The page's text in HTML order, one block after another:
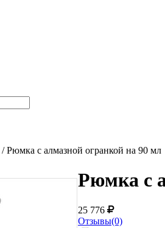
/Рюмка с алмазной огранкой на 90 мл
Рюмка с
25 776
Отзывы(0)